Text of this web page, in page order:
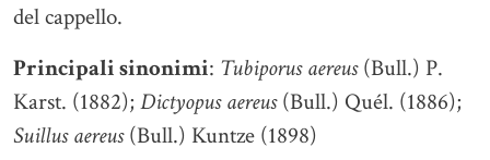
del cappello.
Principali sinonimi: Tubiporus aereus(Bull.) P.
Karst. (1882); Dictyopus aereus(Bull.) Quél. (1886);
Suillus aereus(Bull.) Kuntze (1898)